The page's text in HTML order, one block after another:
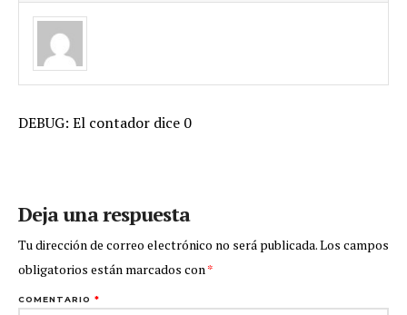
DEBUG: El contador dice 0
Deja una respuesta
Tu dirección de correo electrónico no será publicada.Los campos
obligatorios están marcados con*
COMENTARIO *